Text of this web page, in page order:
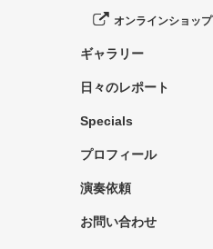
オンラインショップ
ギャラリー
日々のレポート
Specials
プロフィール
演奏依頼
お問い合わせ